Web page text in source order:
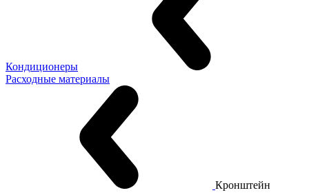
Кондиционеры
Расходные материалы
Кронштейн